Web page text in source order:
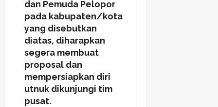
dan Pemuda Pelopor
pada kabupaten/kota
yang disebutkan
diatas, diharapkan
segera membuat
proposal dan
mempersiapkan diri
utnuk dikunjungi tim
pusat.